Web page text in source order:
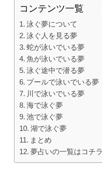
コンテンツ一覧
泳ぐ夢について
泳ぐ人を見る夢
蛇が泳いでいる夢
魚が泳いでいる夢
泳ぐ途中で潜る夢
プールで泳いでいる夢
川で泳いでいる夢
海で泳ぐ夢
池で泳ぐ夢
湖で泳ぐ夢
まとめ
夢占いの一覧はコチ